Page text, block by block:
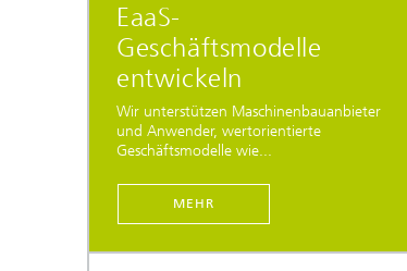
EaaS-
Geschäftsmodelle
entwickeln
Wir unterstützen Maschinenbauanbieter
und Anwender, wertorientierte
Geschäftsmodelle wie...
MEHR